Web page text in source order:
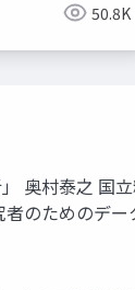
50.8K
奥村泰之 国
のためのデ